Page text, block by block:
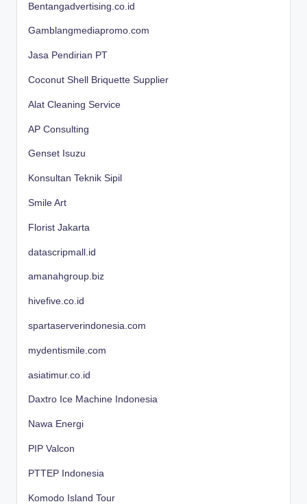
Bentangadvertising.co.id
Gamblangmediapromo.com
Jasa Pendirian PT
Coconut Shell Briquette Supplier
Alat Cleaning Service
AP Consulting
Genset Isuzu
Konsultan Teknik Sipil
Smile Art
Florist Jakarta
datascripmall.id
amanahgroup.biz
hivefive.co.id
spartaserverindonesia.com
mydentismile.com
asiatimur.co.id
Daxtro Ice Machine Indonesia
Nawa Energi
PIP Valcon
PTTEP Indonesia
Komodo Island Tour